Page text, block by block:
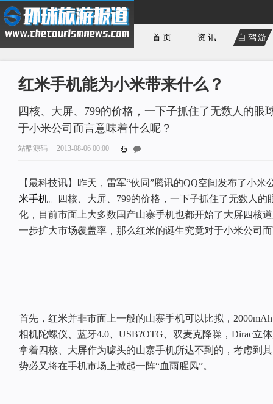
首页 资讯 自驾游
红米手机能为小米带来什么？
四核、大屏、799的价格，一下子抓住了无数人的眼
于小米公司而言意味着什么呢？
站酷源码 2013-08-06 00:00
【最科技讯】昨天，雷军“伙同”腾讯的QQ空间发布了小
米手机。四核、大屏、799的价格，一下子抓住了无数人的
化，目前市面上大多数国产山寨手机也都开始了大屏四核
一步扩大市场覆盖率，那么红米的诞生究竟对于小米公司
首先，红米并非市面上一般的山寨手机可以比拟，
相机陀螺仪、蓝牙4.0、USB?OTG、双麦克降噪，Dirac立
拿着四核、大屏作为噱头的山寨手机所达不到的，考虑到
势必又将在手机市场上掀起一阵“血雨腥风”。